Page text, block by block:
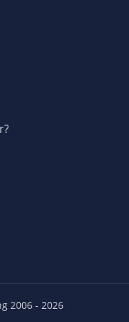
2006 - 2026